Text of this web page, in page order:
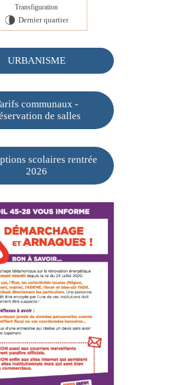
Transfiguration
U Dernier quartier
URBANISME
communaux -
de salles
scolaires rentrée
2026